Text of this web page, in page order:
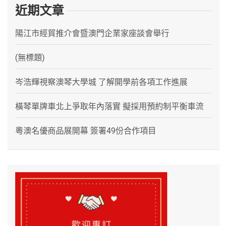
近期文章
陽江市經貿推介會暨澳門企業家座談會舉行
(無標題)
岑浩輝視察澳琴大學城 了解開學前各項工作進展
橫琴單牌車北上爭取年內落實 擬採用預約制平衡車流
粵澳名優商品展開幕 簽署49份合作項目